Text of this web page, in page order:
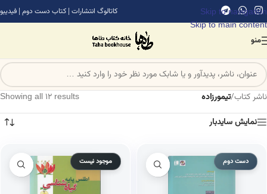
Skip to navigation
Skip to main content
کاتالوگ انتشارات | کتاب دست دوم | فیدیبو
منو
ناشر کتاب/تیمورزاده
Showing all 12 results
نمایش سایدبار
دست دوم موجود نیست